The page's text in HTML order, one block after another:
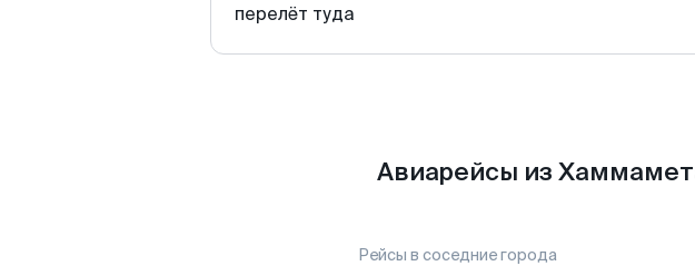
перелёт туда
Авиарейсы из
Рейсы в соседние города